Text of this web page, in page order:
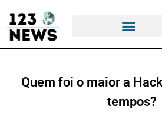
Quem foi o maior a
tempos?